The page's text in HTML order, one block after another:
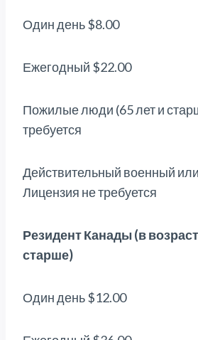
Один день $8.00
Ежегодный $22.00
Пожилые люди (65 лет и
требуется
Действительный военный
Лицензия не требуется
Резидент Канады (в
старше)
Один день $12.00